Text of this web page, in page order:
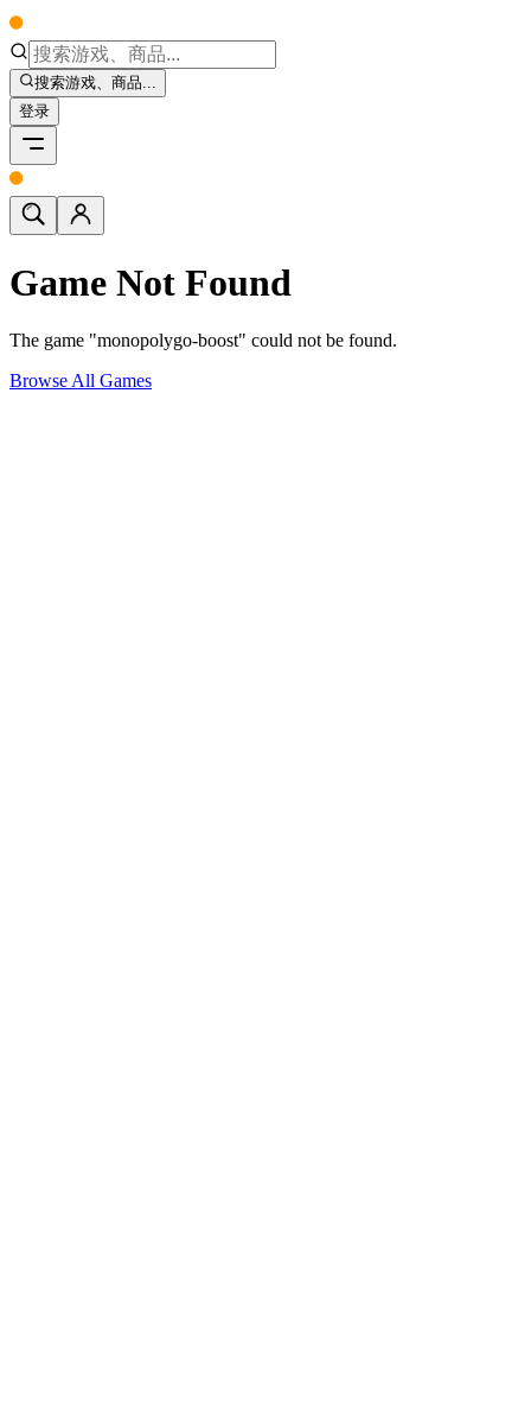
搜索游戏、商品...
登录
Game Not Found
The game "monopolygo-boost" could not be found.
Browse All Games